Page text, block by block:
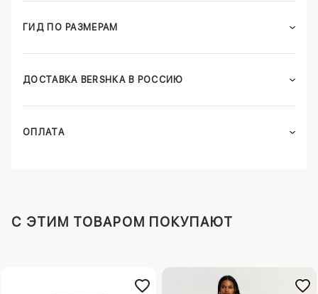
ГИД ПО РАЗМЕРАМ
ДОСТАВКА BERSHKA В РОССИЮ
ОПЛАТА
C ЭТИМ ТОВАРОМ ПОКУПАЮТ